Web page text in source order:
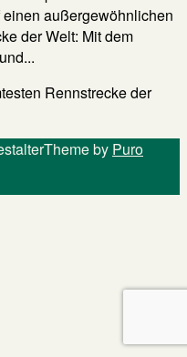
außergewöhnlichen
der Welt: Mit dem
Rennstrecke der
Theme by Puro